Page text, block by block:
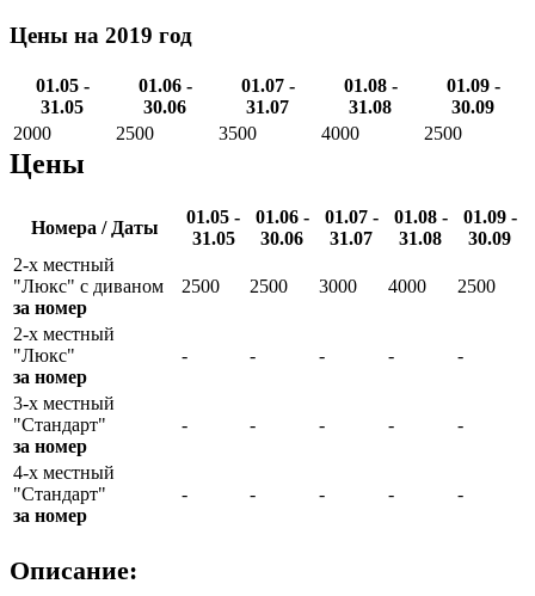
Цены на 2019 год
01.05 -
31.05
01.06 -
30.06
01.07 -
31.07
01.08 -
31.08
01.09 -
30.09
2000
2500 3500 4000 2500
Цены
Номера / Даты
01.05 -
31.05
01.06 -
30.06
01.07 -
31.07
01.08 -
31.08
01.09 -
30.09
2-х местный
"Люкс" с диваном
за номер
2500 2500 3000 4000 2500
2-х местный
"Люкс"
за номер
- - - - -
3-х местный
"Стандарт"
за номер
- - - - -
4-х местный
"Стандарт"
за номер
- - - - -
Описание: